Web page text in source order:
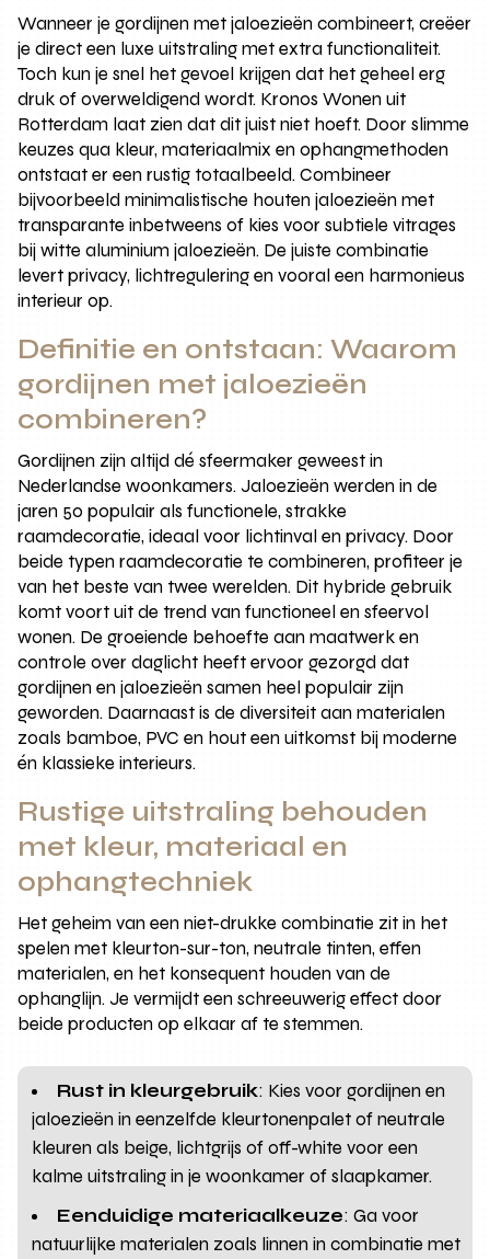
Wanneer je gordijnen met jaloezieën combineert, creëer
je direct een luxe uitstraling met extra functionaliteit.
Toch kun je snel het gevoel krijgen dat het geheel erg
druk of overweldigend wordt. Kronos Wonen uit
Rotterdam laat zien dat dit juist niet hoeft. Door slimme
keuzes qua kleur, materiaalmix en ophangmethoden
ontstaat er een rustig totaalbeeld. Combineer
bijvoorbeeld minimalistische houten jaloezieën met
transparante inbetweens of kies voor subtiele vitrages
bij witte aluminium jaloezieën. De juiste combinatie
levert privacy, lichtregulering en vooral een harmonieus
interieur op.
Definitie en ontstaan: Waarom
gordijnen met jaloezieën
combineren?
Gordijnen zijn altijd dé sfeermaker geweest in
Nederlandse woonkamers. Jaloezieën werden in de
jaren 50 populair als functionele, strakke
raamdecoratie, ideaal voor lichtinval en privacy. Door
beide typen raamdecoratie te combineren, profiteer je
van het beste van twee werelden. Dit hybride gebruik
komt voort uit de trend van functioneel en sfeervol
wonen. De groeiende behoefte aan maatwerk en
controle over daglicht heeft ervoor gezorgd dat
gordijnen en jaloezieën samen heel populair zijn
geworden. Daarnaast is de diversiteit aan materialen
zoals bamboe, PVC en hout een uitkomst bij moderne
én klassieke interieurs.
Rustige uitstraling behouden
met kleur, materiaal en
ophangtechniek
Het geheim van een niet-drukke combinatie zit in het
spelen met kleurton-sur-ton, neutrale tinten, effen
materialen, en het konsequent houden van de
ophanglijn. Je vermijdt een schreeuwerig effect door
beide producten op elkaar af te stemmen.
Rust in kleurgebruik: Kies voor gordijnen en
jaloezieën in eenzelfde kleurtonenpalet of neutrale
kleuren als beige, lichtgrijs of off-white voor een
kalme uitstraling in je woonkamer of slaapkamer.
Eenduidige materiaalkeuze: Ga voor
natuurlijke materialen zoals linnen in combinatie met